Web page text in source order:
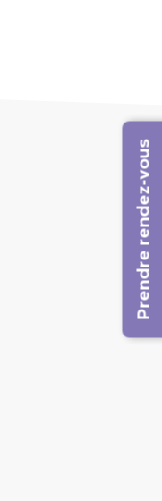
Prendre rendez-vous